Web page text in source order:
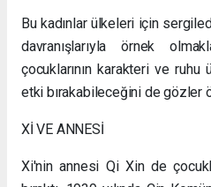
Bu kadınlar ülkeleri için
davranışlarıyla örnek
çocuklarının karakteri ve
etki bırakabileceğini de gözler
Xİ VE ANNESİ
Xi'nin annesi Qi Xin de